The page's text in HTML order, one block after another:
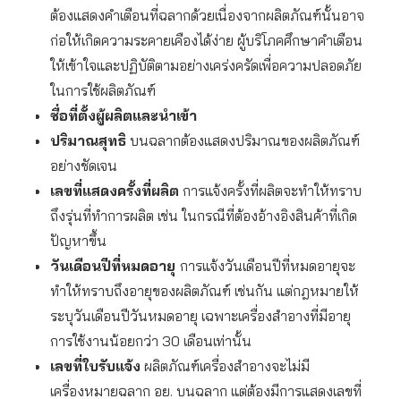
ต้องแสดงคำเตือนที่ฉลากด้วยเนื่องจากผลิตภัณฑ์นั้นอาจ
ก่อให้เกิดความระคายเคืองได้ง่าย ผู้บริโภคศึกษาคำเตือน
ให้เข้าใจและปฏิบัติตามอย่างเคร่งครัดเพื่อความปลอดภัย
ในการใช้ผลิตภัณฑ์
ชื่อที่ตั้งผู้ผลิตและนำเข้า
ปริมาณสุทธิ บนฉลากต้องแสดงปริมาณของผลิตภัณฑ์
อย่างชัดเจน
เลขที่แสดงครั้งที่ผลิต การแจ้งครั้งที่ผลิตจะทำให้ทราบ
ถึงรุ่นที่ทำการผลิต เช่น ในกรณีที่ต้องอ้างอิงสินค้าที่เกิด
ปัญหาขึ้น
วันเดือนปีที่หมดอายุ การแจ้งวันเดือนปีที่หมดอายุจะ
ทำให้ทราบถึงอายุของผลิตภัณฑ์ เช่นกัน แต่กฎหมายให้
ระบุวันเดือนปีวันหมดอายุ เฉพาะเครื่องสำอางที่มีอายุ
การใช้งานน้อยกว่า 30 เดือนเท่านั้น
เลขที่ใบรับแจ้ง ผลิตภัณฑ์เครื่องสำอางจะไม่มี
เครื่องหมายฉลาก อย. บนฉลาก แต่ต้องมีการแสดงเลขที่